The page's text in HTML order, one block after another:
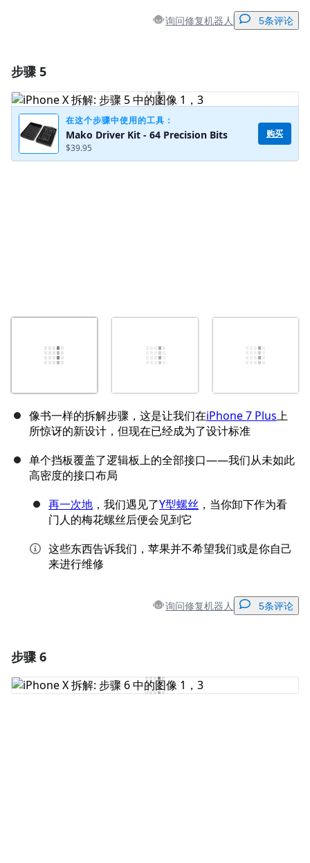
询问修复机器人 5条评论
添加评论
步骤 5
在这个步骤中使用的工具：
Mako Driver Kit - 64 Precision Bits
$39.95
购买
像书一样的拆解步骤，这是让我们在iPhone 7 Plus上
所惊讶的新设计，但现在已经成为了设计标准
单个挡板覆盖了逻辑板上的全部接口——我们从未如此
高密度的接口布局
再一次地 ，我们遇见了Y型螺丝 ，当你卸下作为看
门人的梅花螺丝后便会见到它
这些东西告诉我们，苹果并不希望我们或是你自己
来进行维修
询问修复机器人 5条评论
添加评论
步骤 6